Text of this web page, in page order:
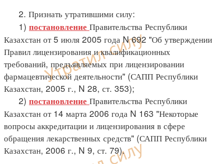
2. Признать утратившими силу:
1) постановление Правительства Республики
Казахстан от 5 июля 2005 года N 692 "Об утверждении
Правил лицензирования и квалификационных
требований, предъявляемых при лицензировании
фармацевтической деятельности" (САПП Республики
Казахстан, 2005 г., N 28, ст. 353);
2) постановление Правительства Республики
Казахстан от 14 марта 2006 года N 163 "Некоторые
вопросы аккредитации и лицензирования в сфере
обращения лекарственных средств" (САПП Республики
Казахстан, 2006 г., N 9, ст. 79).